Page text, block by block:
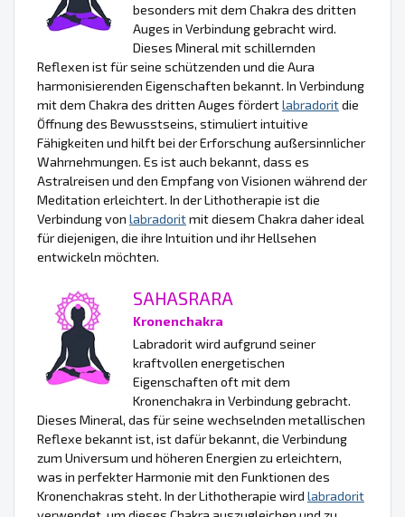
besonders mit dem Chakra des dritten
Auges in Verbindung gebracht wird.
Dieses Mineral mit schillernden
Reflexen ist für seine schützenden und die Aura
harmonisierenden Eigenschaften bekannt. In Verbindung
mit dem Chakra des dritten Auges fördertlabradoritdie
Öffnung des Bewusstseins, stimuliert intuitive
Fähigkeiten und hilft bei der Erforschung außersinnlicher
Wahrnehmungen. Es ist auch bekannt, dass es
Astralreisen und den Empfang von Visionen während der
Meditation erleichtert. In der Lithotherapie ist die
Verbindung von labradoritmit diesem Chakra daher ideal
für diejenigen, die ihre Intuition und ihr Hellsehen
entwickeln möchten.
SAHASRARA
Kronenchakra
Labradorit wird aufgrund seiner
kraftvollen energetischen
Eigenschaften oft mit dem
Kronenchakra in Verbindung gebracht.
Dieses Mineral, das für seine wechselnden metallischen
Reflexe bekannt ist, ist dafür bekannt, die Verbindung
zum Universum und höheren Energien zu erleichtern,
was in perfekter Harmonie mit den Funktionen des
Kronenchakras steht. In der Lithotherapie wird labradorit